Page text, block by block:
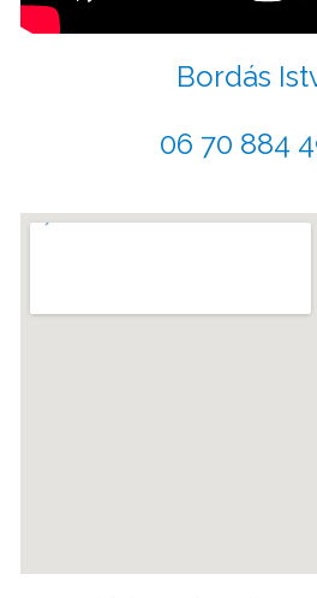
Bordás
06 70 884